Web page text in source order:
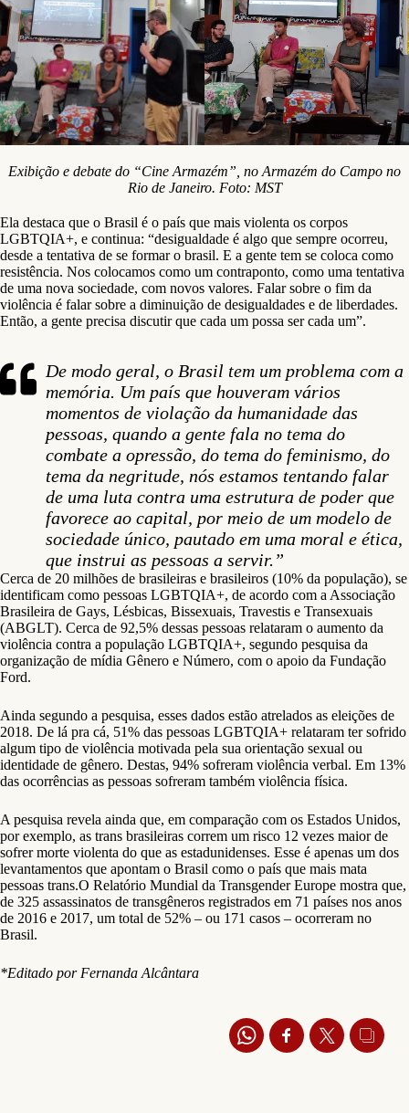
Exibição e debate do “Cine Armazém”, no Armazém do Campo no
Rio de Janeiro. Foto: MST
Ela destaca que o Brasil é o país que mais violenta os corpos
LGBTQIA+, e continua: “desigualdade é algo que sempre ocorreu,
desde a tentativa de se formar o brasil. E a gente tem se coloca como
resistência. Nos colocamos como um contraponto, como uma tentativa
de uma nova sociedade, com novos valores. Falar sobre o fim da
violência é falar sobre a diminuição de desigualdades e de liberdades.
Então, a gente precisa discutir que cada um possa ser cada um”.
De modo geral, o Brasil tem um problema com a
memória. Um país que houveram vários
momentos de violação da humanidade das
pessoas, quando a gente fala no tema do
combate a opressão, do tema do feminismo, do
tema da negritude, nós estamos tentando falar
de uma luta contra uma estrutura de poder que
favorece ao capital, por meio de um modelo de
sociedade único, pautado em uma moral e ética,
que instrui as pessoas a servir.”
Cerca de 20 milhões de brasileiras e brasileiros (10% da população), se
identificam como pessoas LGBTQIA+, de acordo com a Associação
Brasileira de Gays, Lésbicas, Bissexuais, Travestis e Transexuais
(ABGLT). Cerca de 92,5% dessas pessoas relataram o aumento da
violência contra a população LGBTQIA+, segundo pesquisa da
organização de mídia Gênero e Número, com o apoio da Fundação
Ford.
Ainda segundo a pesquisa, esses dados estão atrelados as eleições de
2018. De lá pra cá, 51% das pessoas LGBTQIA+ relataram ter sofrido
algum tipo de violência motivada pela sua orientação sexual ou
identidade de gênero. Destas, 94% sofreram violência verbal. Em 13%
das ocorrências as pessoas sofreram também violência física.
A pesquisa revela ainda que, em comparação com os Estados Unidos,
por exemplo, as trans brasileiras correm um risco 12 vezes maior de
sofrer morte violenta do que as estadunidenses. Esse é apenas um dos
levantamentos que apontam o Brasil como o país que mais mata
pessoas trans.O Relatório Mundial da Transgender Europe mostra que,
de 325 assassinatos de transgêneros registrados em 71 países nos anos
de 2016 e 2017, um total de 52% – ou 171 casos – ocorreram no
Brasil.
*Editado por Fernanda Alcântara